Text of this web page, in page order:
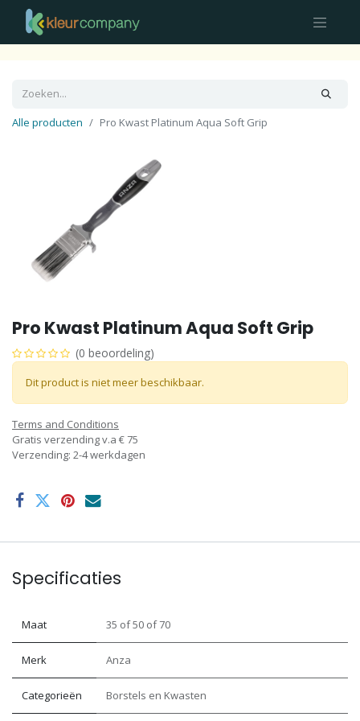
Alle producten Pro Kwast Platinum Aqua Soft Grip
Pro Kwast Platinum Aqua Soft Grip
(0 beoordeling)
Dit product is niet meer beschikbaar.
Terms and Conditions
Gratis verzending v.a € 75
Verzending: 2-4 werkdagen
Specificaties
Maat 35 of50 of70
Merk Anza
Categorieën Borstels en Kwasten